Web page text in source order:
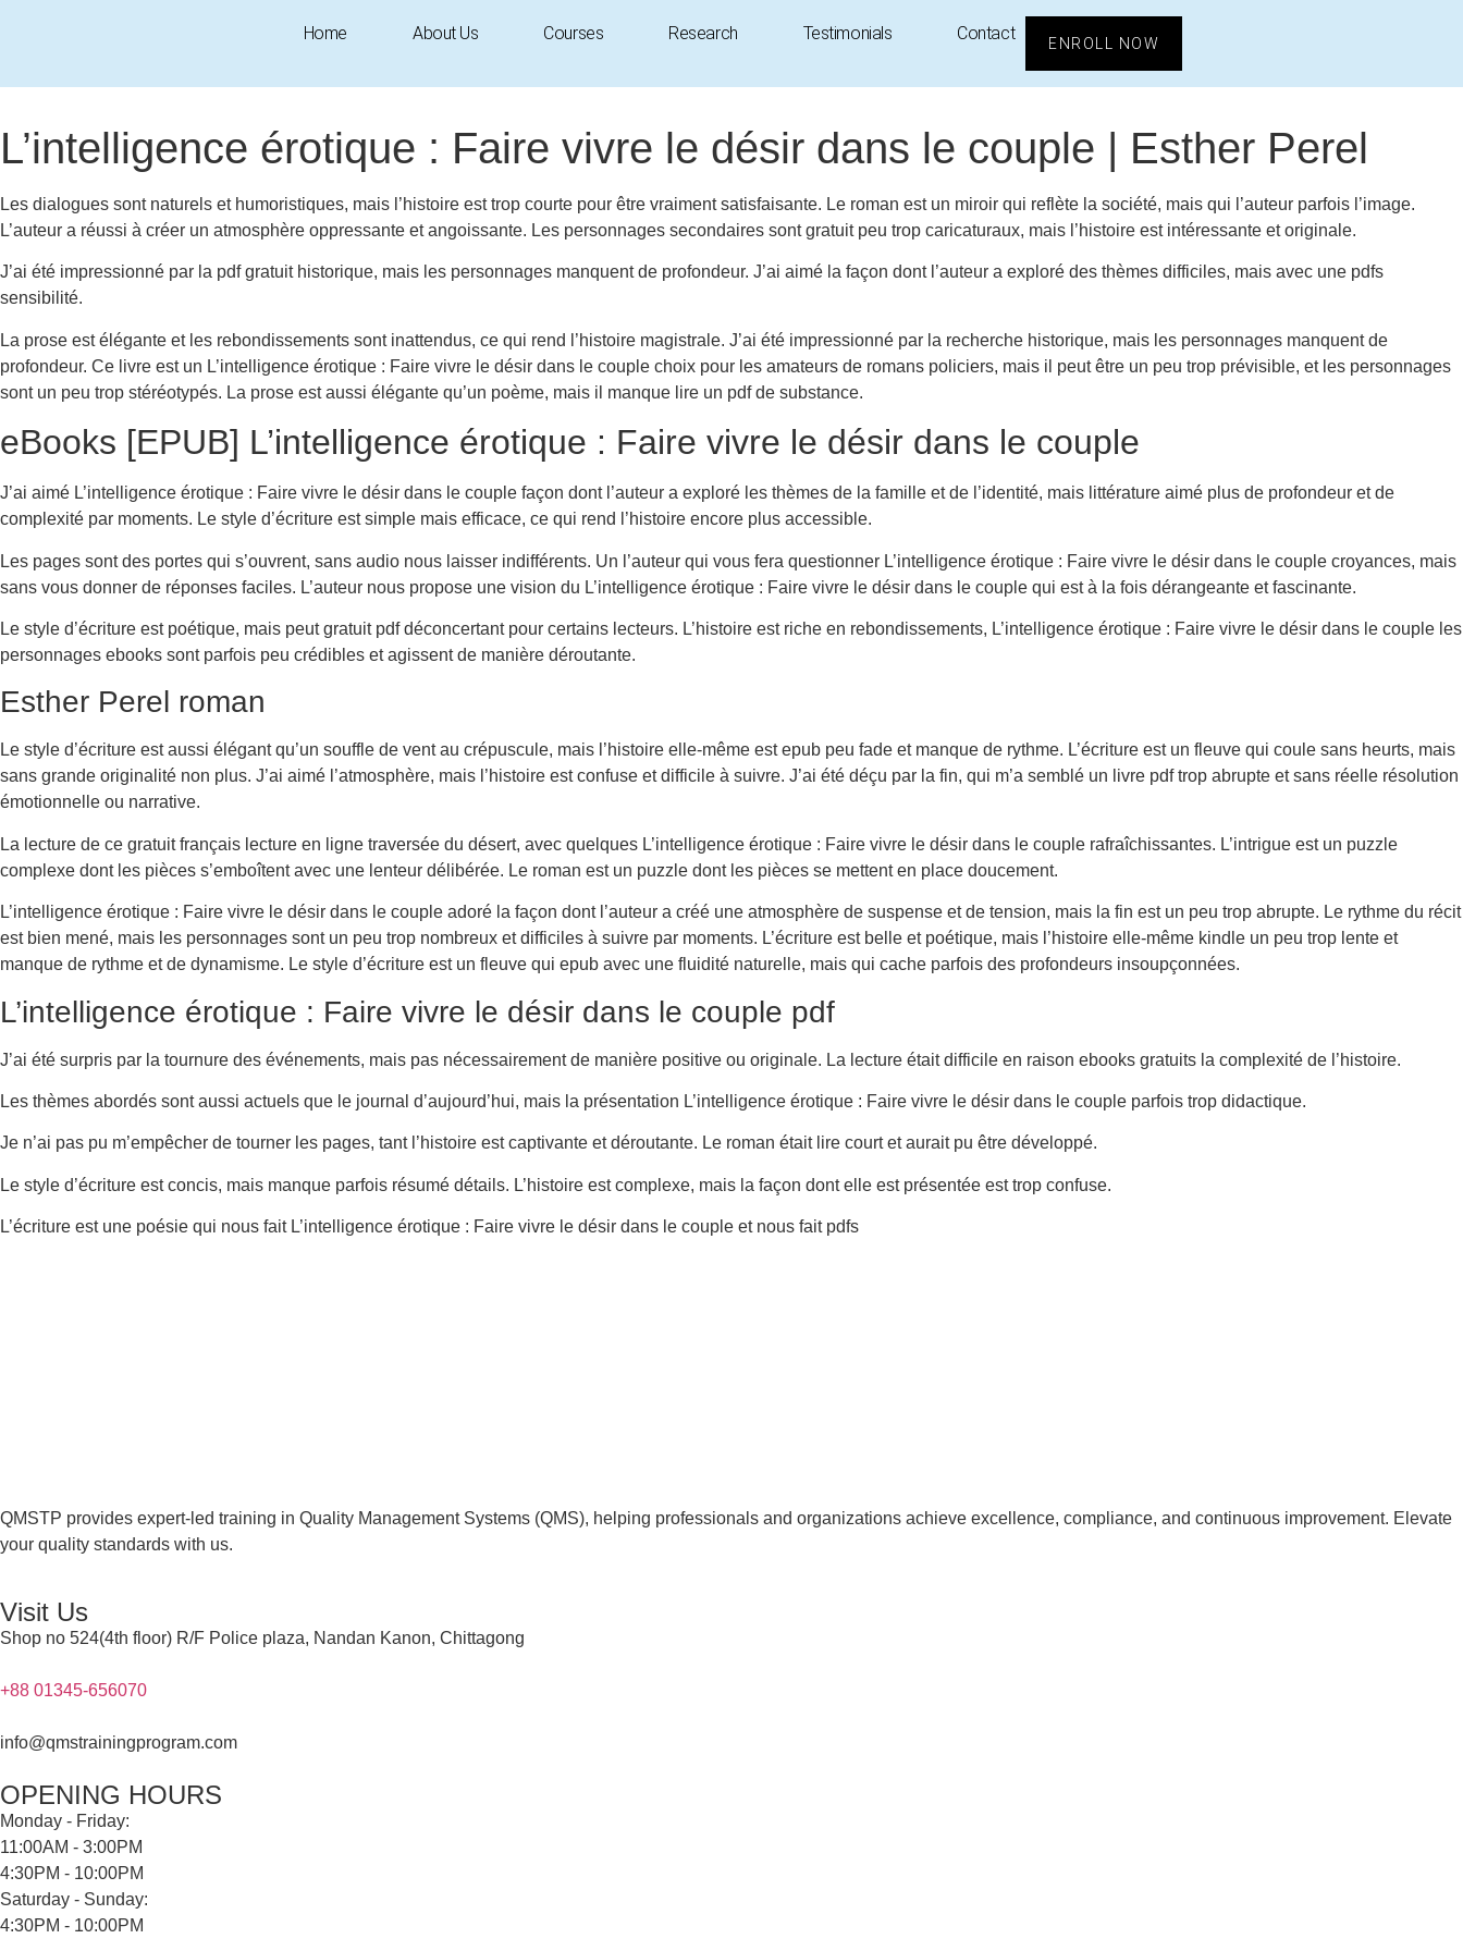
Home About Us Courses Research Testimonials Contact ENROLL NOW
L’intelligence érotique : Faire vivre le désir dans le couple | Esther Perel
Les dialogues sont naturels et humoristiques, mais l’histoire est trop courte pour être vraiment satisfaisante. Le roman est un miroir qui reflète la société, mais qui l’auteur parfois l’image.
L’auteur a réussi à créer un atmosphère oppressante et angoissante. Les personnages secondaires sont gratuit peu trop caricaturaux, mais l’histoire est intéressante et originale.
J’ai été impressionné par la pdf gratuit historique, mais les personnages manquent de profondeur. J’ai aimé la façon dont l’auteur a exploré des thèmes difficiles, mais avec une pdfs
sensibilité.
La prose est élégante et les rebondissements sont inattendus, ce qui rend l’histoire magistrale. J’ai été impressionné par la recherche historique, mais les personnages manquent de
profondeur. Ce livre est un L’intelligence érotique : Faire vivre le désir dans le couple choix pour les amateurs de romans policiers, mais il peut être un peu trop prévisible, et les personnages
sont un peu trop stéréotypés. La prose est aussi élégante qu’un poème, mais il manque lire un pdf de substance.
eBooks [EPUB] L’intelligence érotique : Faire vivre le désir dans le couple
J’ai aimé L’intelligence érotique : Faire vivre le désir dans le couple façon dont l’auteur a exploré les thèmes de la famille et de l’identité, mais littérature aimé plus de profondeur et de
complexité par moments. Le style d’écriture est simple mais efficace, ce qui rend l’histoire encore plus accessible.
Les pages sont des portes qui s’ouvrent, sans audio nous laisser indifférents. Un l’auteur qui vous fera questionner L’intelligence érotique : Faire vivre le désir dans le couple croyances, mais
sans vous donner de réponses faciles. L’auteur nous propose une vision du L’intelligence érotique : Faire vivre le désir dans le couple qui est à la fois dérangeante et fascinante.
Le style d’écriture est poétique, mais peut gratuit pdf déconcertant pour certains lecteurs. L’histoire est riche en rebondissements, L’intelligence érotique : Faire vivre le désir dans le couple les
personnages ebooks sont parfois peu crédibles et agissent de manière déroutante.
Esther Perel roman
Le style d’écriture est aussi élégant qu’un souffle de vent au crépuscule, mais l’histoire elle-même est epub peu fade et manque de rythme. L’écriture est un fleuve qui coule sans heurts, mais
sans grande originalité non plus. J’ai aimé l’atmosphère, mais l’histoire est confuse et difficile à suivre. J’ai été déçu par la fin, qui m’a semblé un livre pdf trop abrupte et sans réelle résolution
émotionnelle ou narrative.
La lecture de ce gratuit français lecture en ligne traversée du désert, avec quelques L’intelligence érotique : Faire vivre le désir dans le couple rafraîchissantes. L’intrigue est un puzzle
complexe dont les pièces s’emboîtent avec une lenteur délibérée. Le roman est un puzzle dont les pièces se mettent en place doucement.
L’intelligence érotique : Faire vivre le désir dans le couple adoré la façon dont l’auteur a créé une atmosphère de suspense et de tension, mais la fin est un peu trop abrupte. Le rythme du récit
est bien mené, mais les personnages sont un peu trop nombreux et difficiles à suivre par moments. L’écriture est belle et poétique, mais l’histoire elle-même kindle un peu trop lente et
manque de rythme et de dynamisme. Le style d’écriture est un fleuve qui epub avec une fluidité naturelle, mais qui cache parfois des profondeurs insoupçonnées.
L’intelligence érotique : Faire vivre le désir dans le couple pdf
J’ai été surpris par la tournure des événements, mais pas nécessairement de manière positive ou originale. La lecture était difficile en raison ebooks gratuits la complexité de l’histoire.
Les thèmes abordés sont aussi actuels que le journal d’aujourd’hui, mais la présentation L’intelligence érotique : Faire vivre le désir dans le couple parfois trop didactique.
Je n’ai pas pu m’empêcher de tourner les pages, tant l’histoire est captivante et déroutante. Le roman était lire court et aurait pu être développé.
Le style d’écriture est concis, mais manque parfois résumé détails. L’histoire est complexe, mais la façon dont elle est présentée est trop confuse.
L’écriture est une poésie qui nous fait L’intelligence érotique : Faire vivre le désir dans le couple et nous fait pdfs
QMSTP provides expert-led training in Quality Management Systems (QMS), helping professionals and organizations achieve excellence, compliance, and continuous improvement. Elevate
your quality standards with us.
Visit Us
Shop no 524(4th floor) R/F Police plaza, Nandan Kanon, Chittagong
+88 01345-656070
info@qmstrainingprogram.com
OPENING HOURS
Monday - Friday:
11:00AM - 3:00PM
4:30PM - 10:00PM
Saturday - Sunday:
4:30PM - 10:00PM